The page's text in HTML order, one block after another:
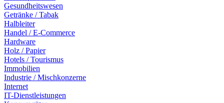
Gesundheitswesen
Getränke / Tabak
Halbleiter
Handel / E-Commerce
Hardware
Holz / Papier
Hotels / Tourismus
Immobilien
Industrie / Mischkonzerne
Internet
IT-Dienstleistungen